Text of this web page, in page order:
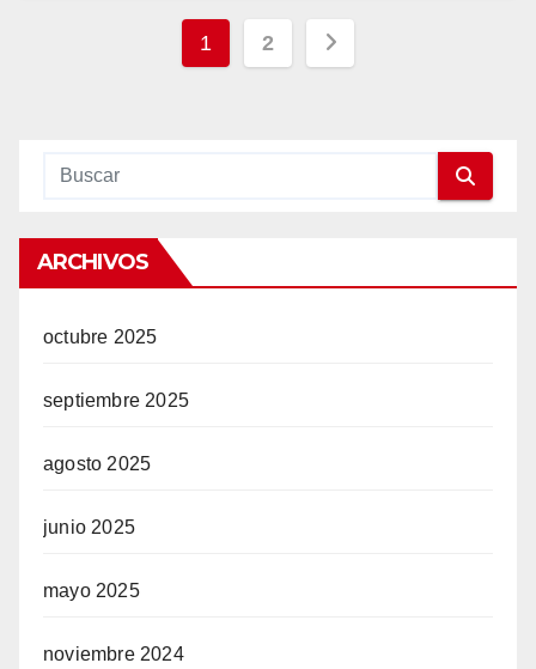
Paginación
1 2
ARCHIVOS
octubre 2025
septiembre 2025
agosto 2025
junio 2025
mayo 2025
noviembre 2024